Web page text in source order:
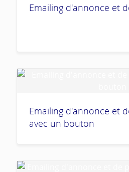
Emailing d'annonce et
Emailing d'annonce et
avec un bouton